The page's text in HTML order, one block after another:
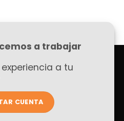
a trabajar
a tu
CUENTA